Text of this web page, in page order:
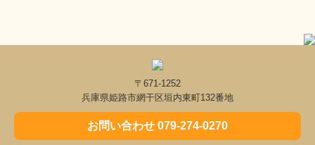
〒671-1252
兵庫県姫路市網干区垣内東町132番地
お問い合わせ 079-274-0270